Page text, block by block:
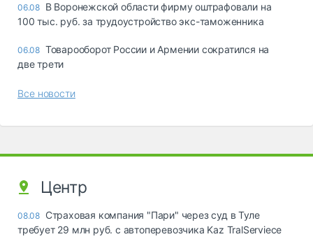
06.08 В Воронежской области фирму оштрафовали на
100 тыс. руб. за трудоустройство экс-таможенника
06.08 Товарооборот России и Армении сократился на
две трети
Все новости
Центр
08.08 Страховая компания "Пари" через суд в Туле
требует 29 млн руб. с автоперевозчика Kaz TralServiece